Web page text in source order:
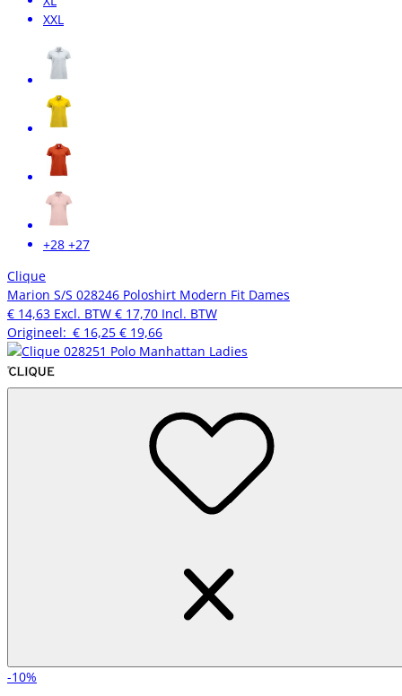
XXL
+28 +27
Clique
Marion S/S 028246 Poloshirt Modern Fit Dames
€ 14,63 Excl. BTW € 17,70 Incl. BTW
Origineel: € 16,25 € 19,66
-10%